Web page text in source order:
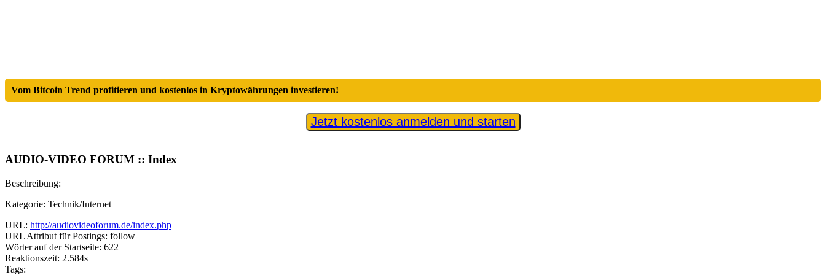
Vom Bitcoin Trend profitieren und kostenlos in Kryptowährungen investieren!
Jetzt kostenlos anmelden und starten
AUDIO-VIDEO FORUM :: Index
Beschreibung:
Kategorie: Technik/Internet
URL: http://audiovideoforum.de/index.php
URL Attribut für Postings: follow
Wörter auf der Startseite: 622
Reaktionszeit: 2.584s
Tags: